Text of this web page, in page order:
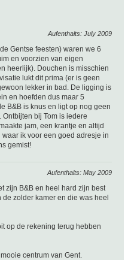
Aufenthalts: July 2009
Gentse feesten) waren we 6
en voorzien van eigen
heerlijk). Douchen is misschien
lukt dit prima (er is geen
lekker in bad. De ligging is
en hoefden dus maar 5
B&B is knus en ligt op nog geen
bij Tom is iedere
jam, een krantje en altijd
ik voor een goed adresje in
gemist!
Aufenthalts: May 2009
zijn B&B en heel hard zijn best
zolder kamer en die was heel
op de rekening terug hebben
centrum van Gent.